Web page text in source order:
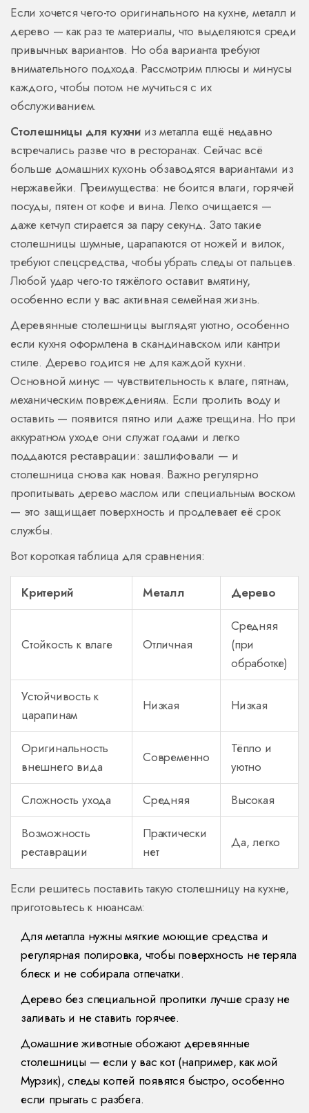
Если хочется чего-то оригинального на кухне, металл и
дерево — как раз те материалы, что выделяются среди
привычных вариантов. Но оба варианта требуют
внимательного подхода. Рассмотрим плюсы и минусы
каждого, чтобы потом не мучиться с их
обслуживанием.
Столешницы для кухни из металла ещё недавно
встречались разве что в ресторанах. Сейчас всё
больше домашних кухонь обзаводятся вариантами из
нержавейки. Преимущества: не боится влаги, горячей
посуды, пятен от кофе и вина. Легко очищается —
даже кетчуп стирается за пару секунд. Зато такие
столешницы шумные, царапаются от ножей и вилок,
требуют спецсредства, чтобы убрать следы от пальцев.
Любой удар чего-то тяжёлого оставит вмятину,
особенно если у вас активная семейная жизнь.
Деревянные столешницы выглядят уютно, особенно
если кухня оформлена в скандинавском или кантри
стиле. Дерево годится не для каждой кухни.
Основной минус — чувствительность к влаге, пятнам,
механическим повреждениям. Если пролить воду и
оставить — появится пятно или даже трещина. Но при
аккуратном уходе они служат годами и легко
поддаются реставрации: зашлифовали — и
столешница снова как новая. Важно регулярно
пропитывать дерево маслом или специальным воском
— это защищает поверхность и продлевает её срок
службы.
Вот короткая таблица для сравнения:
Критерий Металл Дерево
Стойкость к влаге Отличная
Средняя
(при
обработке)
Устойчивость к
царапинам
Низкая Низкая
Оригинальность
внешнего вида
Современно
Тёпло и
уютно
Сложность ухода
Средняя
Высокая
Возможность
реставрации
Практически
нет
Да, легко
Если решитесь поставить такую столешницу на кухне,
приготовьтесь к нюансам:
Для металла нужны мягкие моющие средства и
регулярная полировка, чтобы поверхность не теряла
блеск и не собирала отпечатки.
Дерево без специальной пропитки лучше сразу не
заливать и не ставить горячее.
Домашние животные обожают деревянные
столешницы — если у вас кот (например, как мой
Мурзик), следы когтей появятся быстро, особенно
если прыгать с разбега.